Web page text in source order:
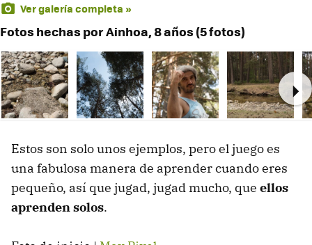
Ver galería completa »
Fotos hechas por Ainhoa, 8 años (5 fotos)
Estos son solo unos ejemplos, pero el juego es
una fabulosa manera de aprender cuando eres
pequeño, así que jugad, jugad mucho, que ellos
aprenden solos.